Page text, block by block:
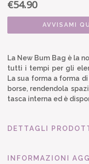
€54.90
AVVISAMI
La New Bum Bag è la
tutti i tempi per gli
La sua forma a forma
borse, rendendola
tasca interna ed è
DETTAGLI
INFORMAZIONI